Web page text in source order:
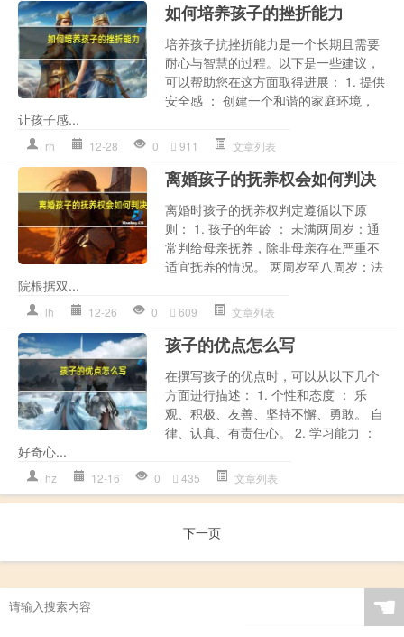
如何培养孩子的挫折能力
培养孩子抗挫折能力是一个长期且需要
耐心与智慧的过程。以下是一些建议，
可以帮助您在这方面取得进展： 1. 提供
安全感 ： 创建一个和谐的家庭环境，
让孩子感...
rh 12-28 0 911 文章列表
离婚孩子的抚养权会如何判决
离婚时孩子的抚养权判定遵循以下原
则： 1. 孩子的年龄 ： 未满两周岁：通
常判给母亲抚养，除非母亲存在严重不
适宜抚养的情况。 两周岁至八周岁：法
院根据双...
lh 12-26 0 609 文章列表
孩子的优点怎么写
在撰写孩子的优点时，可以从以下几个
方面进行描述： 1. 个性和态度 ： 乐
观、积极、友善、坚持不懈、勇敢。 自
律、认真、有责任心。 2. 学习能力 ：
好奇心...
hz 12-16 0 435 文章列表
下一页
☚